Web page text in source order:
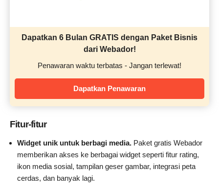
Dapatkan 6 Bulan GRATIS dengan Paket Bisnis
dari Webador!
Penawaran waktu terbatas - Jangan terlewat!
Dapatkan Penawaran
Fitur-fitur
Widget unik untuk berbagi media. Paket gratis Webador
memberikan akses ke berbagai widget seperti fitur rating,
ikon media sosial, tampilan geser gambar, integrasi peta
cerdas, dan banyak lagi.